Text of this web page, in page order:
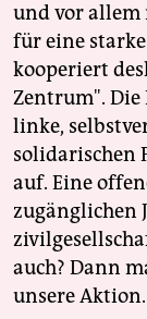
und vor allem
für eine
kooperiert
Zentrum".
linke,
solidarischen
auf. Eine
zugänglichen
auch? Dann
unsere Aktion.